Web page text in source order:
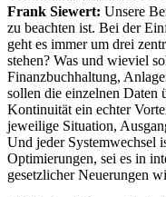
Frank Siewert: Unsere
zu beachten ist. Bei der
geht es immer um drei
stehen? Was und wieviel
Finanzbuchhaltung,
sollen die einzelnen Daten
Kontinuität ein echter
jeweilige Situation,
Und jeder Systemwechsel
Optimierungen, sei es in
gesetzlicher Neuerungen